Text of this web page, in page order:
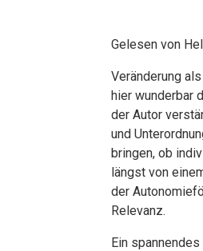
Gelesen von
Veränderung
hier wunderbar
der Autor
und
bringen, ob
längst von
der
Relevanz.
Ein